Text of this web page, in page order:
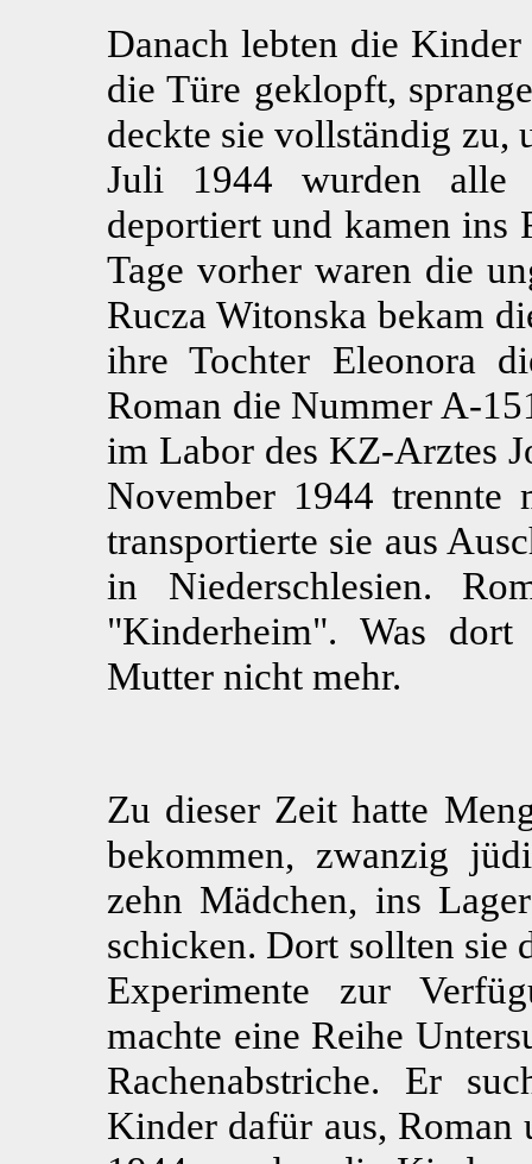
Danach lebten die
die Türe geklopft,
deckte sie vollständig zu,
Juli 1944 wurden alle
deportiert und kamen ins
Tage vorher waren die
Rucza Witonska bekam
ihre Tochter Eleonora
Roman die Nummer A-
im Labor des KZ-Arztes
November 1944
transportierte sie aus
in Niederschlesien.
"Kinderheim". Was
Mutter nicht mehr.
Zu dieser Zeit hatte
bekommen, zwanzig
zehn Mädchen, ins
schicken. Dort sollten
Experimente zur
machte eine Reihe
Rachenabstriche. Er
Kinder dafür aus,